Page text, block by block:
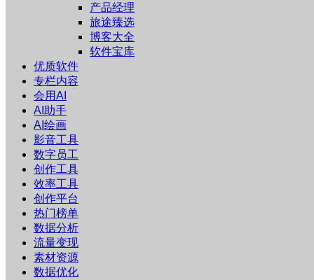
产品经理
旅途臻选
博客大全
软件宝库
优质软件
专栏内容
会用AI
AI助手
AI绘画
影音工具
数字员工
创作工具
效率工具
创作平台
热门榜单
数据分析
流量变现
素材资源
数据优化